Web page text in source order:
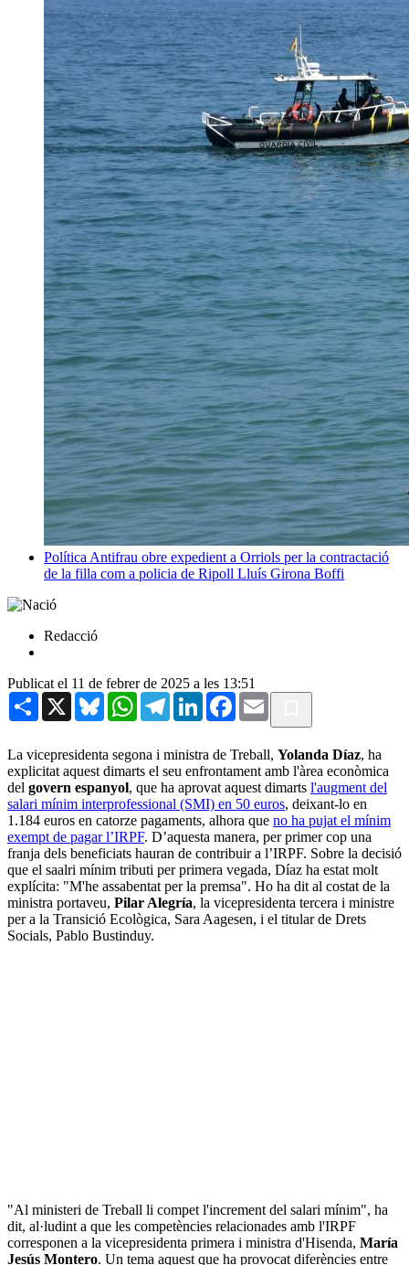
Política Antifrau obre expedient a Orriols per la contractació
de la filla com a policia de Ripoll Lluís Girona Boffi
Redacció
Publicat el 11 de febrer de 2025 a les 13:51
Share X BlueskyWhatsAppTelegramLinkedInFacebook
Email
La vicepresidenta segona i ministra de Treball, Yolanda Díaz, ha
explicitat aquest dimarts el seu enfrontament amb l'àrea econòmica
del govern espanyol, que ha aprovat aquest dimarts l'augment del
salari mínim interprofessional (SMI) en 50 euros, deixant-lo en
1.184 euros en catorze pagaments, alhora que no ha pujat el mínim
exempt de pagar l’IRPF. D’aquesta manera, per primer cop una
franja dels beneficiats hauran de contribuir a l’IRPF. Sobre la decisió
que el saalri mínim tributi per primera vegada, Díaz ha estat molt
explícita: "M'he assabentat per la premsa". Ho ha dit al costat de la
ministra portaveu, Pilar Alegría, la vicepresidenta tercera i ministre
per a la Transició Ecològica, Sara Aagesen, i el titular de Drets
Socials, Pablo Bustinduy.
"Al ministeri de Treball li compet l'increment del salari mínim", ha
dit, al·ludint a que les competències relacionades amb l'IRPF
corresponen a la vicepresidenta primera i ministra d'Hisenda, María
Jesús Montero. Un tema aquest que ha provocat diferències entre